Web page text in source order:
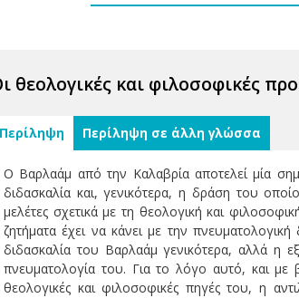
θεολογικές και φιλοσοφικές
Περίληψη Περίληψη σε άλλη γλώσσα
Ο Βαρλαάμ από την Καλαβρία αποτελεί μία
διδασκαλία και, γενικότερα, η δράση του
μελέτες σχετικά με τη θεολογική και
ζητήματα έχει να κάνει με την
διδασκαλία του Βαρλαάμ γενικότερα, αλλά
πνευματολογία του. Για το λόγο αυτό, και με
θεολογικές και φιλοσοφικές πηγές του, η